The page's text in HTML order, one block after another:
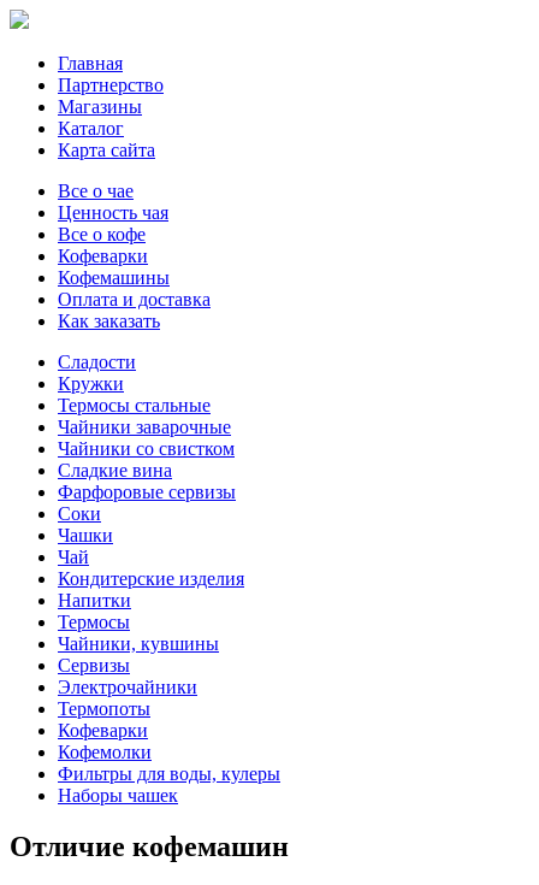
Главная
Партнерство
Магазины
Каталог
Карта сайта
Все о чае
Ценность чая
Все о кофе
Кофеварки
Кофемашины
Оплата и доставка
Как заказать
Сладости
Кружки
Термосы стальные
Чайники заварочные
Чайники со свистком
Сладкие вина
Фарфоровые сервизы
Соки
Чашки
Чай
Кондитерские изделия
Напитки
Термосы
Чайники, кувшины
Сервизы
Электрочайники
Термопоты
Кофеварки
Кофемолки
Фильтры для воды, кулеры
Наборы чашек
Отличие кофемашин